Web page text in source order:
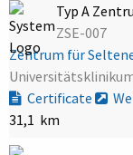
Typ A
ZSE-007
Zentrum für
Certificate
31,1 km